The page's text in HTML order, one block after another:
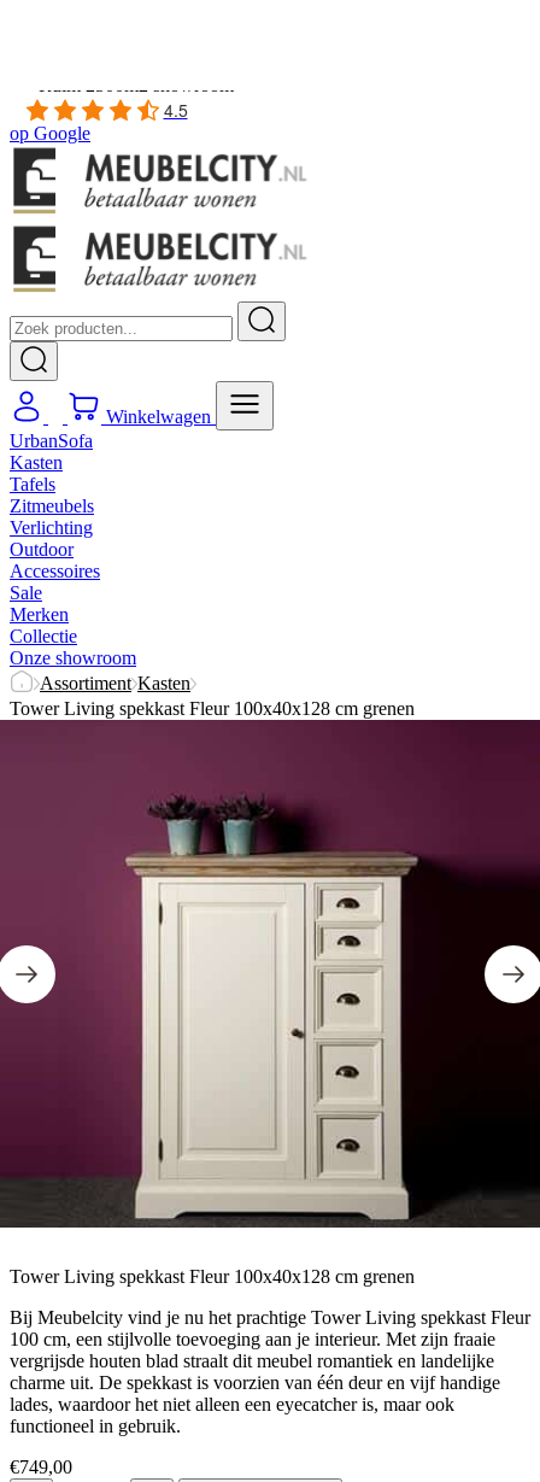
4.5
op Google
Winkelwagen
UrbanSofa
Kasten
Tafels
Zitmeubels
Verlichting
Outdoor
Accessoires
Sale
Merken
Collectie
Onze showroom
Assortiment Kasten
Tower Living spekkast Fleur 100x40x128 cm grenen
Tower Living spekkast Fleur 100x40x128 cm grenen
Bij Meubelcity vind je nu het prachtige Tower Living spekkast Fleur
100 cm, een stijlvolle toevoeging aan je interieur. Met zijn fraaie
vergrijsde houten blad straalt dit meubel romantiek en landelijke
charme uit. De spekkast is voorzien van één deur en vijf handige
lades, waardoor het niet alleen een eyecatcher is, maar ook
functioneel in gebruik.
€749,00